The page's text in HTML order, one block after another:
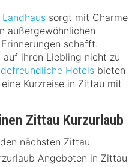
sorgt mit Charme
außergewöhnlichen
schafft.
ihren Liebling nicht zu
Hotels bieten
Kurzreise in Zittau mit
Zittau Kurzurlaub
nächsten Zittau
Angeboten in Zittau